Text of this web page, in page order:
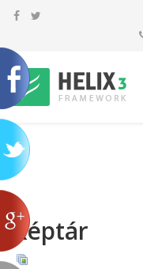
Képtár